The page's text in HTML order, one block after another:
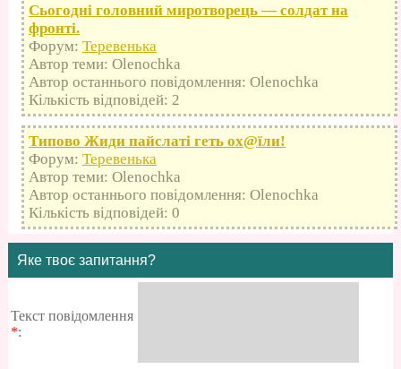
Сьогодні головний миротворець — солдат на
фронті.
Форум: Теревенька
Автор теми: Olenochka
Автор останнього повідомлення: Olenochka
Кількість відповідей: 2
Типово Жиди пайслаті геть оx@їли!
Форум: Теревенька
Автор теми: Olenochka
Автор останнього повідомлення: Olenochka
Кількість відповідей: 0
Яке твоє запитання?
Текст повідомлення
*: